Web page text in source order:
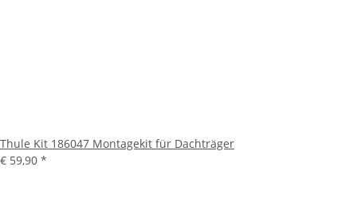
Thule Kit 186047 Montagekit für Dachträger
€ 59,90 *